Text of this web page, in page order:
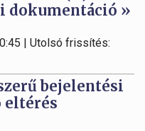
dokumentáció »
| Utolsó frissítés:
bejelentési
eltérés